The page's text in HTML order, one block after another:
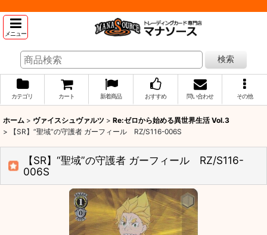
メニュー
検索
カテゴリ カート 新着商品 おすすめ 問い合わせ その他
ホーム > ヴァイスシュヴァルツ > Re:ゼロから始める異世界生活 Vol.3
>
【SR】“聖域”の守護者 ガーフィール RZ/S116-006S
【SR】“聖域”の守護者 ガーフィール RZ/S116-
006S